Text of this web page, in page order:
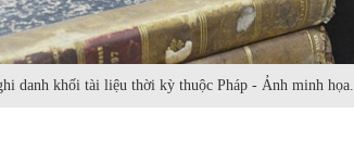
danh khối tài liệu thời kỳ thuộc Pháp - Ảnh minh họa.